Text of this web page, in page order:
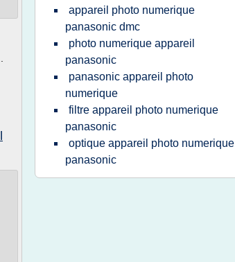
appareil photo numerique
panasonic dmc
photo numerique appareil
panasonic
panasonic appareil photo
numerique
filtre appareil photo numerique
panasonic
optique appareil photo numerique
panasonic